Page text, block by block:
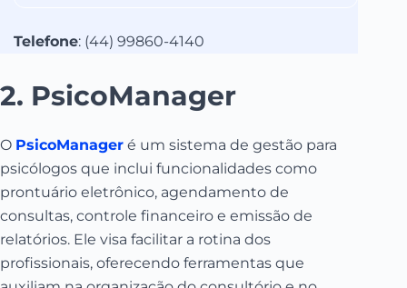
Telefone: (44) 99860-4140
2. PsicoManager
O PsicoManager é um sistema de gestão para
psicólogos que inclui funcionalidades como
prontuário eletrônico, agendamento de
consultas, controle financeiro e emissão de
relatórios. Ele visa facilitar a rotina dos
profissionais, oferecendo ferramentas que